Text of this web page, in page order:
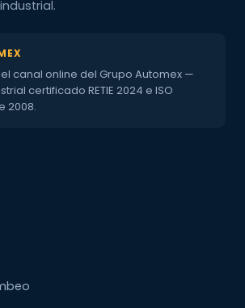
canal online del Grupo Automex —
certificado RETIE 2024 e ISO
2008.